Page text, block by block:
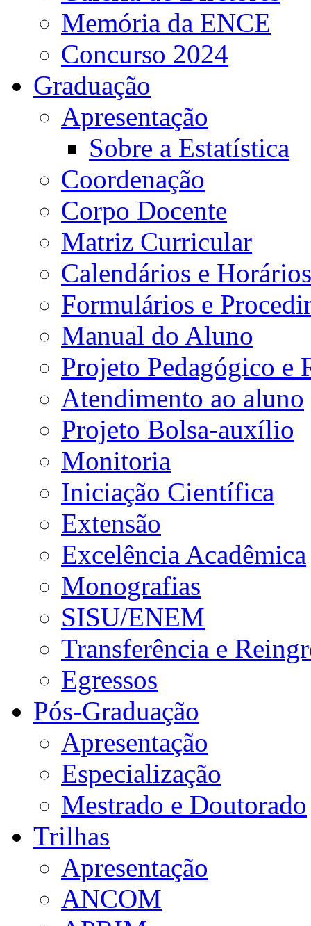
Memória da ENCE
Concurso 2024
Graduação
Apresentação
Sobre a Estatística
Coordenação
Corpo Docente
Matriz Curricular
Calendários e Horários
Formulários e
Manual do Aluno
Projeto Pedagógico e
Atendimento ao aluno
Projeto Bolsa-auxílio
Monitoria
Iniciação Científica
Extensão
Excelência Acadêmica
Monografias
SISU/ENEM
Transferência e
Egressos
Pós-Graduação
Apresentação
Especialização
Mestrado e Doutorado
Trilhas
Apresentação
ANCOM